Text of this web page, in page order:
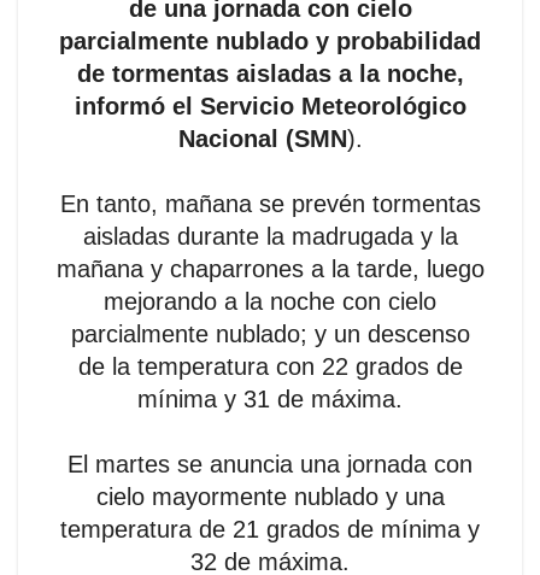
de una jornada con cielo
parcialmente nublado y probabilidad
de tormentas aisladas a la noche,
informó el Servicio Meteorológico
Nacional (SMN).
En tanto, mañana se prevén tormentas
aisladas durante la madrugada y la
mañana y chaparrones a la tarde, luego
mejorando a la noche con cielo
parcialmente nublado; y un descenso
de la temperatura con 22 grados de
mínima y 31 de máxima.
El martes se anuncia una jornada con
cielo mayormente nublado y una
temperatura de 21 grados de mínima y
32 de máxima.